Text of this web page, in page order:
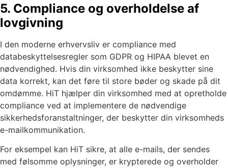
5. Compliance og overholdelse af
lovgivning
I den moderne erhvervsliv er compliance med
databeskyttelsesregler som GDPR og HIPAA blevet en
nødvendighed. Hvis din virksomhed ikke beskytter sine
data korrekt, kan det føre til store bøder og skade på dit
omdømme. HiT hjælper din virksomhed med at opretholde
compliance ved at implementere de nødvendige
sikkerhedsforanstaltninger, der beskytter din virksomheds
e-mailkommunikation.
For eksempel kan HiT sikre, at alle e-mails, der sendes
med følsomme oplysninger, er krypterede og overholder